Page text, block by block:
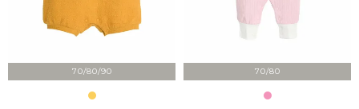
70/80/90 70/80